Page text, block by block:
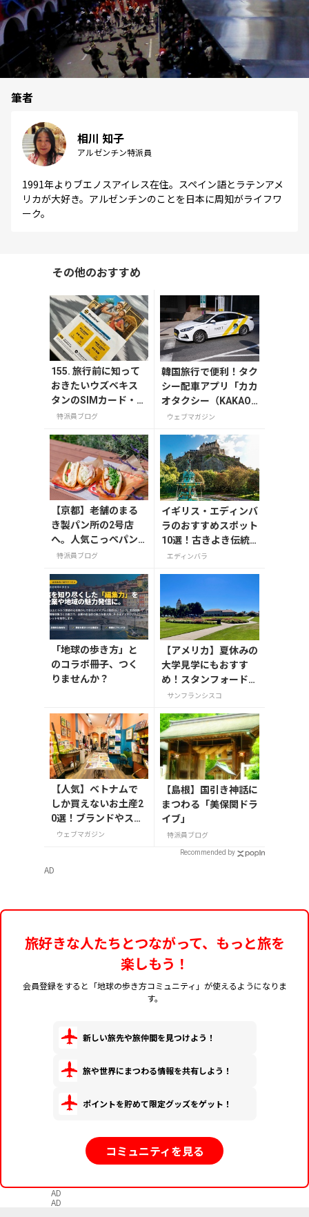
筆者
相川 知子
アルゼンチン特派員
1991年よりブエノスアイレス在住。スペイン語とラテンアメ
リカが大好き。アルゼンチンのことを日本に周知がライフワ
ーク。
その他のおすすめ
155. 旅行前に知って
おきたいウズベキス
タンのSIMカード・W
i-Fiなどインターネッ
特派員ブログ
韓国旅行で便利！タク
シー配車アプリ「カカ
オタクシー（KAKAO
T）」の登録・利用方
ウェブマガジン
【京都】老舗のまる
き製パン所の2号店
へ。人気こっぺパン
を市役所で味わう
特派員ブログ
イギリス・エディンバ
ラのおすすめスポット
10選！古きよき伝統
息づく町を巡る
エディンバラ
「地球の歩き方」と
のコラボ冊子、つく
りませんか？
【アメリカ】夏休みの
大学見学にもおすす
め！スタンフォード大
学とUCバークレーを1
サンフランシスコ
【人気】ベトナムで
しか買えないお土産2
0選！ブランドやスー
パーのお菓子や雑貨
ウェブマガジン
【島根】国引き神話に
まつわる「美保関ドラ
イブ」
特派員ブログ
Recommended by
AD
旅好きな人たちとつながって、もっと旅を
楽しもう！
会員登録をすると「地球の歩き方コミュニティ」が使えるようになりま
す。
新しい旅先や旅仲間を見つけよう！
旅や世界にまつわる情報を共有しよう！
ポイントを貯めて限定グッズをゲット！
コミュニティを見る
AD
AD